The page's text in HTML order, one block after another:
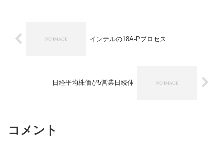
インテルの18A-Pプロセス
日経平均株価が5営業日続伸
コメント